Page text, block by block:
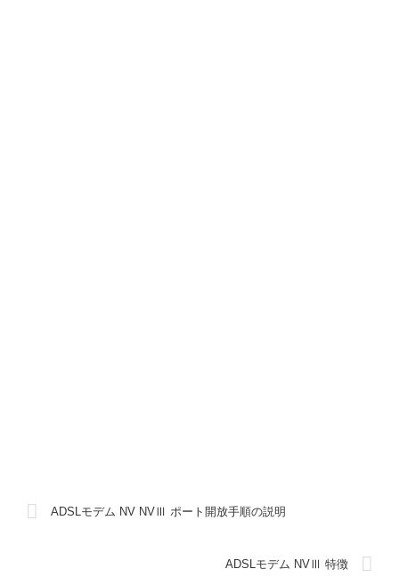
ADSLモデム NV NVⅢ ポート開放手順の説明
ADSLモデム NVⅢ 特徴